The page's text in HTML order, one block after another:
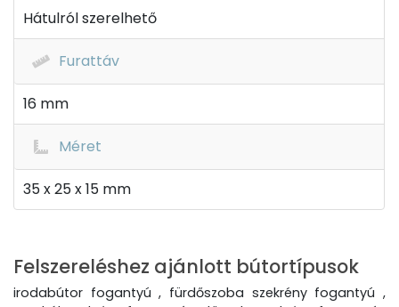
Hátulról szerelhető
Furattáv
16 mm
Méret
35 x 25 x 15 mm
Felszereléshez ajánlott bútortípusok
irodabútor fogantyú , fürdőszoba szekrény fogantyú ,